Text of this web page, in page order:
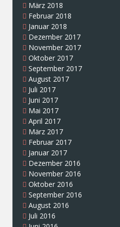
März 2018
Februar 2018
Januar 2018
Dezember 2017
November 2017
Oktober 2017
September 2017
August 2017
Juli 2017
Juni 2017
Mai 2017
April 2017
März 2017
Februar 2017
Januar 2017
Dezember 2016
November 2016
Oktober 2016
September 2016
August 2016
Juli 2016